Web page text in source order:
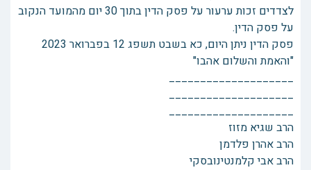
לצדדים זכות ערעור על פסק הדין בתוך 30 יום מהמועד הנקוב
על פסק הדין.
פסק הדין ניתן היום, כא בשבט תשפג 12 בפברואר 2023
"והאמת והשלום אהבו"
____________________
____________________
____________________
הרב שגיא מזוז
הרב אהרן פלדמן
הרב אבי קלמנטינובסקי